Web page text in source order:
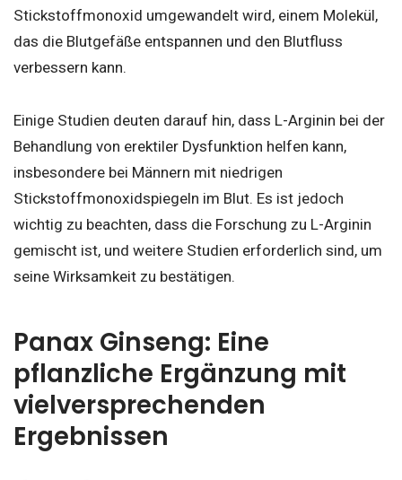
Stickstoffmonoxid umgewandelt wird, einem Molekül,
das die Blutgefäße entspannen und den Blutfluss
verbessern kann.
Einige Studien deuten darauf hin, dass L-Arginin bei der
Behandlung von erektiler Dysfunktion helfen kann,
insbesondere bei Männern mit niedrigen
Stickstoffmonoxidspiegeln im Blut. Es ist jedoch
wichtig zu beachten, dass die Forschung zu L-Arginin
gemischt ist, und weitere Studien erforderlich sind, um
seine Wirksamkeit zu bestätigen.
Panax Ginseng: Eine
pflanzliche Ergänzung mit
vielversprechenden
Ergebnissen